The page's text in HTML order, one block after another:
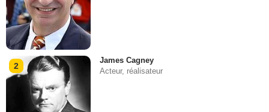
2
James Cagney
Acteur, réalisateur